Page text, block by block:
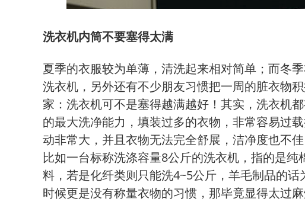
洗衣机内筒不要塞得太满
夏季的衣服较为单薄，清洗起来相对简单；而冬
洗衣机，另外还有不少朋友习惯把一周的脏衣物
家：洗衣机可不是塞得越满越好！其实，洗衣机
的最大洗净能力，填装过多的衣物，非常容易过
动非常大，并且衣物无法完全舒展，洁净度也不
比如一台标称洗涤容量8公斤的洗衣机，指的是
料，若是化纤类则只能洗4~5公斤，羊毛制品的
时候更是没有称量衣物的习惯，那毕竟显得太过